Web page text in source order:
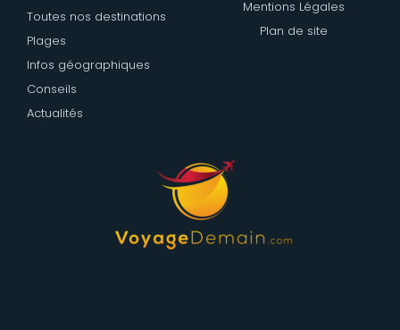
Toutes nos destinations
Plages
Infos géographiques
Conseils
Actualités
Mentions Légales
Plan de site